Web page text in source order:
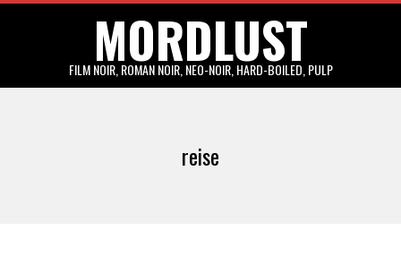
MORDLUST
FILM NOIR, ROMAN NOIR, NEO-NOIR, HARD-BOILED, PULP
reise